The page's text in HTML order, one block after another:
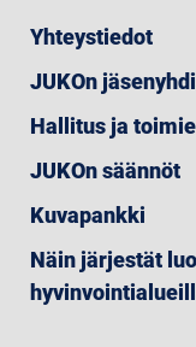
Yhteystiedot
JUKOn
Hallitus ja
JUKOn säännöt
Kuvapankki
Näin järjestät